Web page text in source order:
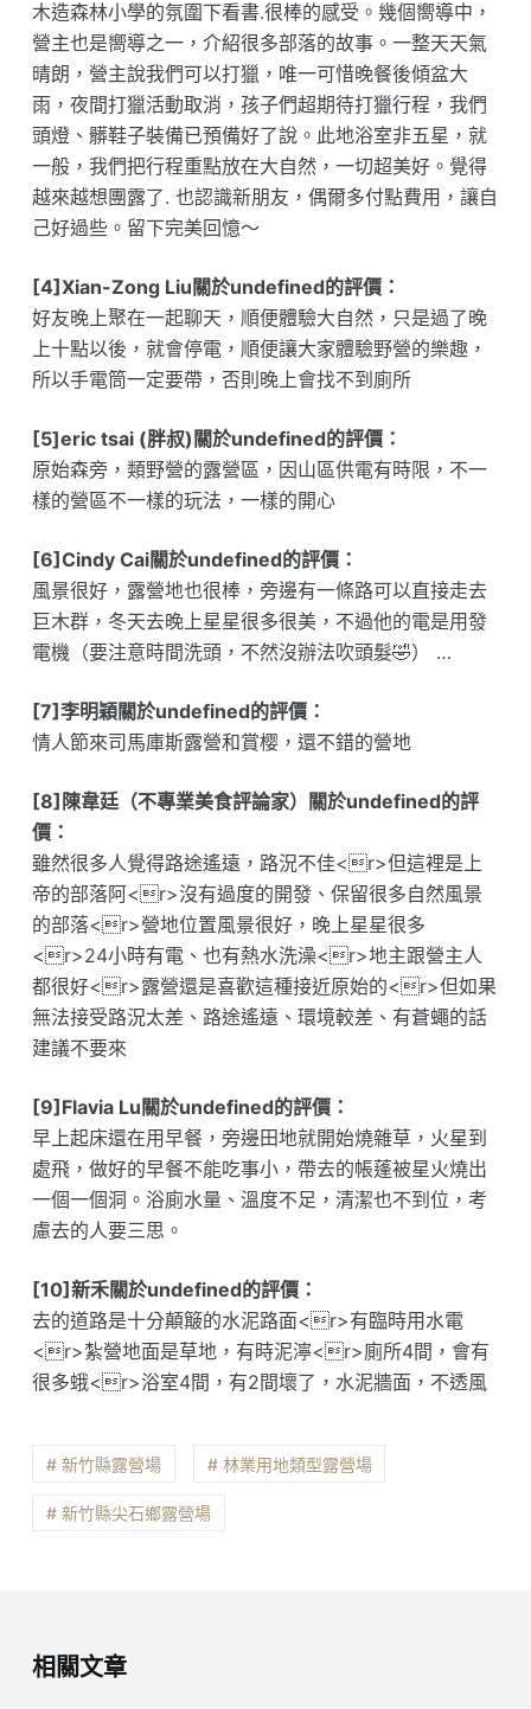
木造森林小學的氛圍下看書.很棒的感受。幾個嚮導中，
營主也是嚮導之一，介紹很多部落的故事。一整天天氣
晴朗，營主說我們可以打獵，唯一可惜晚餐後傾盆大
雨，夜間打獵活動取消，孩子們超期待打獵行程，我們
頭燈、髒鞋子裝備已預備好了說。此地浴室非五星，就
一般，我們把行程重點放在大自然，一切超美好。覺得
越來越想團露了. 也認識新朋友，偶爾多付點費用，讓自
己好過些。留下完美回憶～
[4]Xian-Zong Liu關於undefined的評價：
好友晚上聚在一起聊天，順便體驗大自然，只是過了晚
上十點以後，就會停電，順便讓大家體驗野營的樂趣，
所以手電筒一定要帶，否則晚上會找不到廁所
[5]eric tsai (胖叔)關於undefined的評價：
原始森旁，類野營的露營區，因山區供電有時限，不一
樣的營區不一樣的玩法，一樣的開心
[6]Cindy Cai關於undefined的評價：
風景很好，露營地也很棒，旁邊有一條路可以直接走去
巨木群，冬天去晚上星星很多很美，不過他的電是用發
電機（要注意時間洗頭，不然沒辦法吹頭髮🤣） …
[7]李明穎關於undefined的評價：
情人節來司馬庫斯露營和賞樱，還不錯的營地
[8]陳韋廷（不專業美食評論家）關於undefined的評
價：
雖然很多人覺得路途遙遠，路況不佳<r>但這裡是上
帝的部落阿<r>沒有過度的開發、保留很多自然風景
的部落<r>營地位置風景很好，晚上星星很多
<r>24小時有電、也有熱水洗澡<r>地主跟營主人
都很好<r>露營還是喜歡這種接近原始的<r>但如果
無法接受路況太差、路途遙遠、環境較差、有蒼蠅的話
建議不要來
[9]Flavia Lu關於undefined的評價：
早上起床還在用早餐，旁邊田地就開始燒雜草，火星到
處飛，做好的早餐不能吃事小，帶去的帳蓬被星火燒出
一個一個洞。浴廁水量、溫度不足，清潔也不到位，考
慮去的人要三思。
[10]新禾關於undefined的評價：
去的道路是十分顛簸的水泥路面<r>有臨時用水電
<r>紮營地面是草地，有時泥濘<r>廁所4間，會有
很多蛾<r>浴室4間，有2間壞了，水泥牆面，不透風
# 新竹縣露營場 # 林業用地類型露營場
# 新竹縣尖石鄉露營場
相關文章